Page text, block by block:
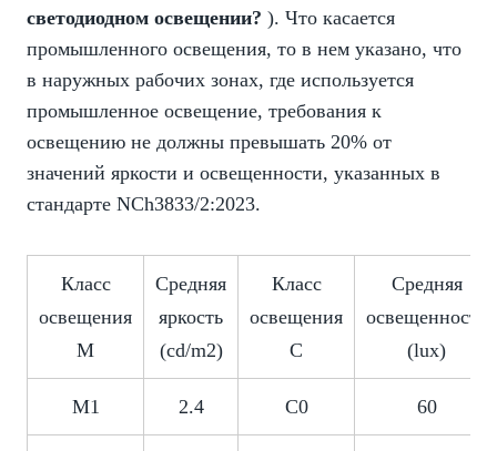
светодиодном освещении? ). Что касается
промышленного освещения, то в нем указано, что
в наружных рабочих зонах, где используется
промышленное освещение, требования к
освещению не должны превышать 20% от
значений яркости и освещенности, указанных в
стандарте NCh3833/2:2023.
Класс
освещения
M
Средняя
яркость
(cd/m2)
Класс
освещения
C
Средняя
освещенность
(lux)
M1 2.4 C0 60